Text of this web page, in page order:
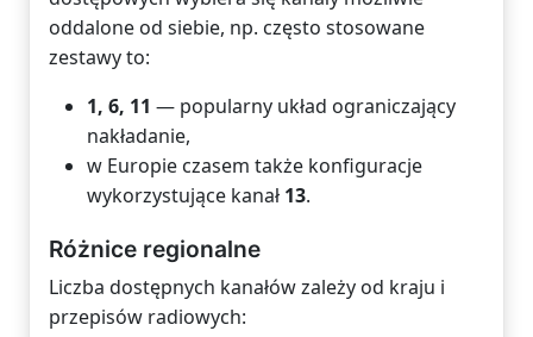
oddalone od siebie, np. często stosowane
zestawy to:
1, 6, 11 — popularny układ ograniczający
nakładanie,
w Europie czasem także konfiguracje
wykorzystujące kanał 13.
Różnice regionalne
Liczba dostępnych kanałów zależy od kraju i
przepisów radiowych: